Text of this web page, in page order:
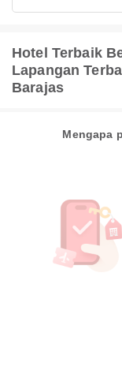
Hotel Terbaik
Lapangan
Barajas
Mengapa